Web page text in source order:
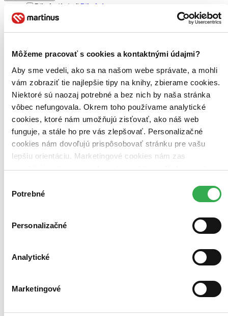
Môžeme pracovať s cookies a kontaktnými údajmi?
Aby sme vedeli, ako sa na našom webe správate, a mohli
vám zobraziť tie najlepšie tipy na knihy, zbierame cookies.
Niektoré sú naozaj potrebné a bez nich by naša stránka
vôbec nefungovala. Okrem toho používame analytické
cookies, ktoré nám umožňujú zisťovať, ako náš web
funguje, a stále ho pre vás zlepšovať. Personalizačné
cookies nám dovoľujú prispôsobovať stránku pre vašu
lepšiu orientáciu. Marketingové cookies nám zas
umožňujú zobrazenie relevantnej reklamy. Niektoré údaje
keby sme mohli používať všetky tieto cookies. Ďakujeme!
súhlasu
Potrebné
Personalizačné
Analytické
Marketingové
Pikola (1 titul)Pikola 1
Väzba
pevná väzba (1 titul)pevná väzba1
Zúžiť výber
Zoradiť
Bestsellery
Top hodnotené
Novinky
Najdrahšie
Najlacnejšie
Najvyššia zľava